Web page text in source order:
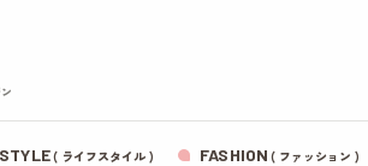
( ライフスタイル ) FASHION ( ファッション )